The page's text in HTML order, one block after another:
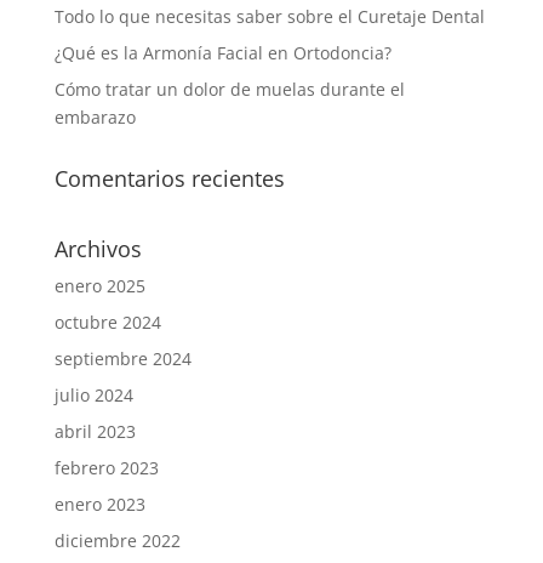
Todo lo que necesitas saber sobre el Curetaje Dental
¿Qué es la Armonía Facial en Ortodoncia?
Cómo tratar un dolor de muelas durante el
embarazo
Comentarios recientes
Archivos
enero 2025
octubre 2024
septiembre 2024
julio 2024
abril 2023
febrero 2023
enero 2023
diciembre 2022